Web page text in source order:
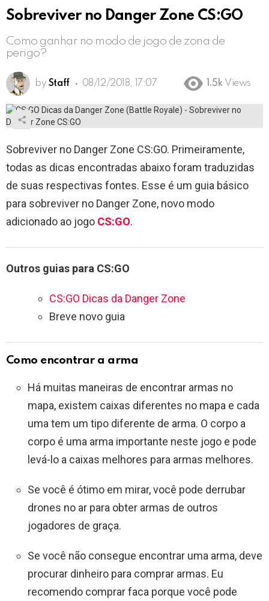
Sobreviver no Danger Zone CS:GO
Como ganhar no modo de jogo de zona de
perigo?
by Staff 08/12/2018, 17:07 1.5k Views
Sobreviver no Danger Zone CS:GO. Primeiramente,
todas as dicas encontradas abaixo foram traduzidas
de suas respectivas fontes. Esse é um guia básico
para sobreviver no Danger Zone, novo modo
adicionado ao jogo CS:GO.
Outros guias para CS:GO
CS:GO Dicas da Danger Zone
Breve novo guia
Como encontrar a arma
Há muitas maneiras de encontrar armas no
mapa, existem caixas diferentes no mapa e cada
uma tem um tipo diferente de arma. O corpo a
corpo é uma arma importante neste jogo e pode
levá-lo a caixas melhores para armas melhores.
Se você é ótimo em mirar, você pode derrubar
drones no ar para obter armas de outros
jogadores de graça.
Se você não consegue encontrar uma arma, deve
procurar dinheiro para comprar armas. Eu
recomendo comprar faca porque você pode